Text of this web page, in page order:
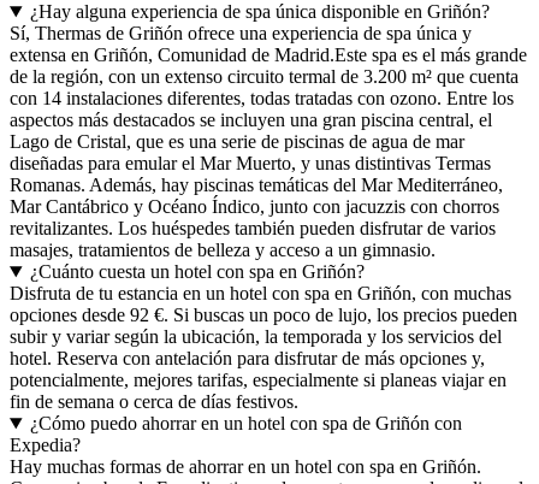
¿Hay alguna experiencia de spa única disponible en Griñón?
Sí, Thermas de Griñón ofrece una experiencia de spa única y
extensa en Griñón, Comunidad de Madrid.Este spa es el más grande
de la región, con un extenso circuito termal de 3.200 m² que cuenta
con 14 instalaciones diferentes, todas tratadas con ozono. Entre los
aspectos más destacados se incluyen una gran piscina central, el
Lago de Cristal, que es una serie de piscinas de agua de mar
diseñadas para emular el Mar Muerto, y unas distintivas Termas
Romanas. Además, hay piscinas temáticas del Mar Mediterráneo,
Mar Cantábrico y Océano Índico, junto con jacuzzis con chorros
revitalizantes. Los huéspedes también pueden disfrutar de varios
masajes, tratamientos de belleza y acceso a un gimnasio.
¿Cuánto cuesta un hotel con spa en Griñón?
Disfruta de tu estancia en un hotel con spa en Griñón, con muchas
opciones desde 92 €. Si buscas un poco de lujo, los precios pueden
subir y variar según la ubicación, la temporada y los servicios del
hotel. Reserva con antelación para disfrutar de más opciones y,
potencialmente, mejores tarifas, especialmente si planeas viajar en
fin de semana o cerca de días festivos.
¿Cómo puedo ahorrar en un hotel con spa de Griñón con
Expedia?
Hay muchas formas de ahorrar en un hotel con spa en Griñón.